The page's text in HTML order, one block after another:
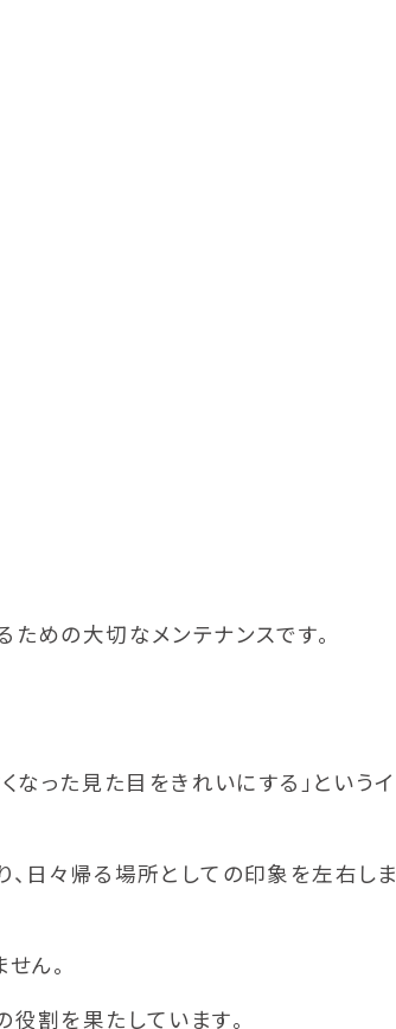
めの大切なメンテナンスです。
なった見た目をきれいにする」というイ
日々帰る場所としての印象を左右しま
ん。
割を果たしています。